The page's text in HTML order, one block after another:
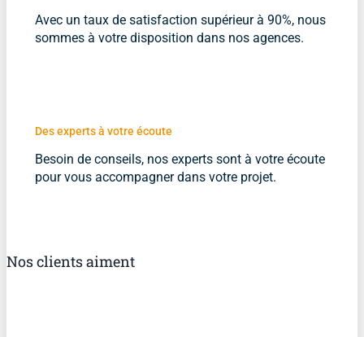
Avec un taux de satisfaction supérieur à 90%, nous
sommes à votre disposition dans nos agences.
Des experts à votre écoute
Besoin de conseils, nos experts sont à votre écoute
pour vous accompagner dans votre projet.
Nos clients aiment